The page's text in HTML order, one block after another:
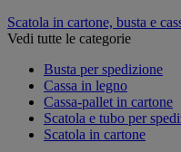
Scatola in cartone, busta e
Vedi tutte le categorie
Busta per spedizione
Cassa in legno
Cassa-pallet in cartone
Scatola e tubo per
Scatola in cartone